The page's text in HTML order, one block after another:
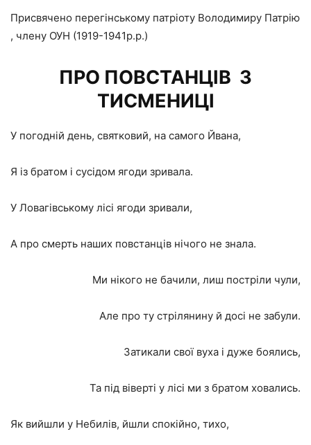
Присвячено перегінському патріоту Володимиру Патрію
, члену ОУН (1919-1941р.р.)
ПРО ПОВСТАНЦІВ З
ТИСМЕНИЦІ
У погодній день, святковий, на самого Йвана,
Я із братом і сусідом ягоди зривала.
У Ловагівському лісі ягоди зривали,
А про смерть наших повстанців нічого не знала.
Ми нікого не бачили, лиш постріли чули,
Але про ту стрілянину й досі не забули.
Затикали свої вуха і дуже боялись,
Та під віверті у лісі ми з братом ховались.
Як вийшли у Небилів, йшли спокійно, тихо,